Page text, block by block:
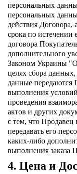
персональных
персональных
действия Договора,
срока по истечении
договора
дополнительного
Законом Украины
целях сбора
данные передаются
выполнения
проведения
актов и других
с тем, что Продавец
передавать его
каких-либо
выполнения заказа
4. Цена и